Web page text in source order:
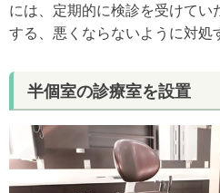
には、定期的に検診を受けてい
する、悪くならないように対処
半個室の診療室を設置